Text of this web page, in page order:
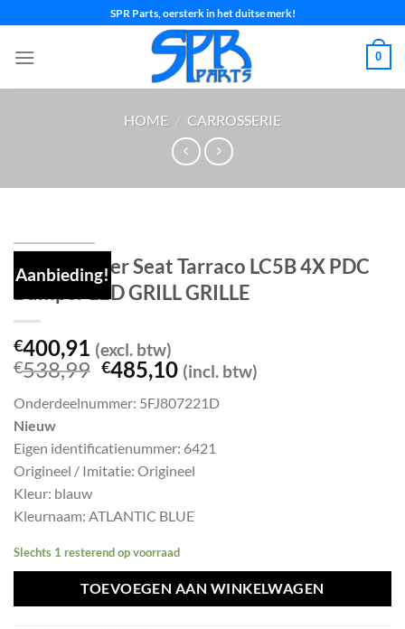
inhoud
SPR Parts, oersterk in het duitse merk!
0
HOME / CARROSSERIE
Aanbieding!
Voorbumper Seat Tarraco LC5B 4X PDC
Bumper LED GRILL GRILLE
€400,91 (excl. btw)
€538,99 Oorspronkelijke
was:
€485,10Huidige
prijs
is:
(incl. btw)
Onderdeelnummer: 5FJ807221D
Nieuw
Eigen identificatienummer: 6421
Origineel / Imitatie: Origineel
Kleur: blauw
Kleurnaam: ATLANTIC BLUE
Slechts 1 resterend op voorraad
TOEVOEGEN AAN WINKELWAGEN